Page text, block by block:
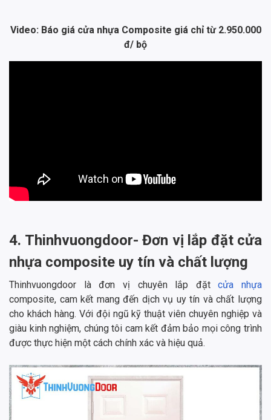
Video: Báo giá cửa nhựa Composite giá chỉ từ 2.950.000
đ/ bộ
4. Thinhvuongdoor- Đơn vị lắp đặt cửa
nhựa composite uy tín và chất lượng
Thinhvuongdoor là đơn vị chuyên lắp đặtcửa nhựa
composite, cam kết mang đến dịch vụ uy tín và chất lượng
cho khách hàng. Với đội ngũ kỹ thuật viên chuyên nghiệp và
giàu kinh nghiệm, chúng tôi cam kết đảm bảo mọi công trình
được thực hiện một cách chính xác và hiệu quả.